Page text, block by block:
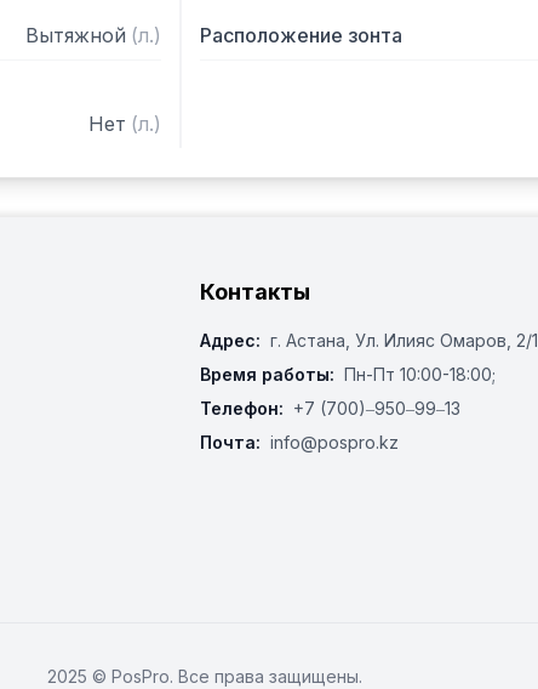
Вытяжной (л.) Расположение зонта
Нет (л.)
Контакты
Адрес: г. Астана, ​Ул. Илияс Омаров, 2/1
Время работы: Пн-Пт 10:00-18:00;
Телефон: +7 (700)‒950‒99‒13
Почта: info@pospro.kz
2025 © PosPro. Все права защищены.